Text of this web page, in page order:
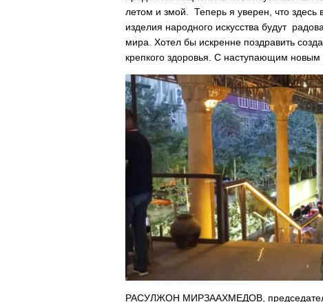
летом и змой. Теперь я уверен, что
изделия народного искусства будут
мира. Хотел бы искренне поздравить
крепкого здоровья. С наступающим новым
РАСУЛЖОН МИРЗААХМЕДОВ,